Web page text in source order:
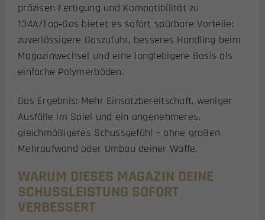
präzisen Fertigung und Kompatibilität zu
134A/Top‑Gas bietet es sofort spürbare Vorteile:
zuverlässigere Gaszufuhr, besseres Handling beim
Magazinwechsel und eine langlebigere Basis als
einfache Polymerböden.
Das Ergebnis: Mehr Einsatzbereitschaft, weniger
Ausfälle im Spiel und ein angenehmeres,
gleichmäßigeres Schussgefühl – ohne großen
Mehraufwand oder Umbau deiner Waffe.
WARUM DIESES MAGAZIN DEINE
SCHUSSLEISTUNG SOFORT
VERBESSERT